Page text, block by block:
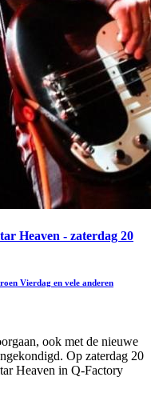
Heaven - zaterdag 20
Vierdag en vele anderen
ook met de nieuwe
Op zaterdag 20
Heaven in Q-Factory